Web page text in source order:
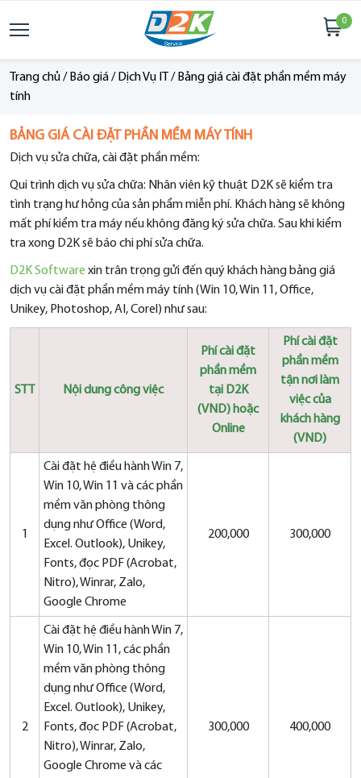
0
Trang chủ/ Báo giá/ Dịch Vụ IT / Bảng giá cài đặt phần mềm máy
tính
BẢNG GIÁ CÀI ĐẶT PHẦN MỀM MÁY TÍNH
Dịch vụ sửa chữa, cài đặt phần mềm:
Qui trình dịch vụ sửa chữa: Nhân viên kỹ thuật D2K sẽ kiểm tra
tình trạng hư hỏng của sản phẩm miễn phí. Khách hàng sẽ không
mất phí kiểm tra máy nếu không đăng ký sửa chữa. Sau khi kiểm
tra xong D2K sẽ báo chi phí sửa chữa.
D2K Software xin trân trọng gửi đến quý khách hàng bảng giá
dịch vụ cài đặt phần mềm máy tính (Win 10, Win 11, Office,
Unikey, Photoshop, AI, Corel) như sau:
STT Nội dung công việc
Phí cài đặt
phần mềm
tại D2K
(VND) hoặc
Online
Phí cài đặt
phần mềm
tận nơi làm
việc của
khách hàng
(VND)
1
Cài đặt hệ điều hành Win 7,
Win 10, Win 11 và các phần
mềm văn phòng thông
dụng như Office (Word,
Excel. Outlook), Unikey,
Fonts, đọc PDF (Acrobat,
Nitro), Winrar, Zalo,
Google Chrome
200,000 300,000
2
Cài đặt hệ điều hành Win 7,
Win 10, Win 11, các phần
mềm văn phòng thông
dụng như Office (Word,
Excel. Outlook), Unikey,
Fonts, đọc PDF (Acrobat,
Nitro), Winrar, Zalo,
Google Chrome và các
300,000 400,000